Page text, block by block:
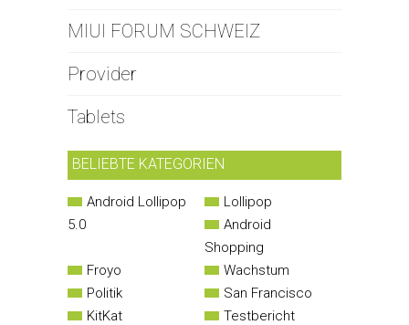
MIUI FORUM SCHWEIZ
Provider
Tablets
BELIEBTE KATEGORIEN
Android Lollipop
5.0
Lollipop
Android
Shopping
Froyo
Wachstum
Politik
San Francisco
KitKat
Testbericht